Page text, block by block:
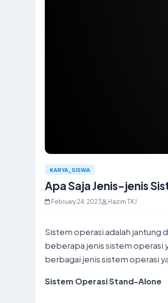
KARYA_SISWA
Apa Saja Jenis-jenis
February 24, 2023 Hazim TKJ
Sistem operasi adalah jantung
beberapa jenis sistem operasi
berbagai jenis sistem operasi
Sistem Operasi Stand-Alone